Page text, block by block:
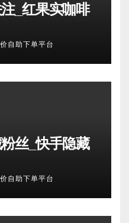
_红果实咖啡
自助下单平台
丝_快手隐藏
自助下单平台